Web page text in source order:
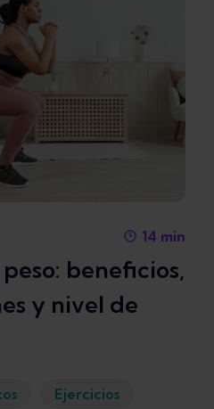
14 min
beneficios,
y nivel de
Ejercicios